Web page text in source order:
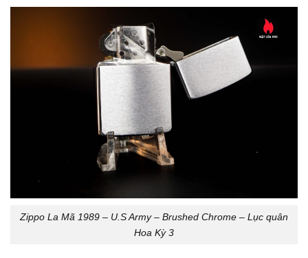
Zippo La Mã 1989 – U.S Army – Brushed Chrome – Lục quân
Hoa Kỳ 3